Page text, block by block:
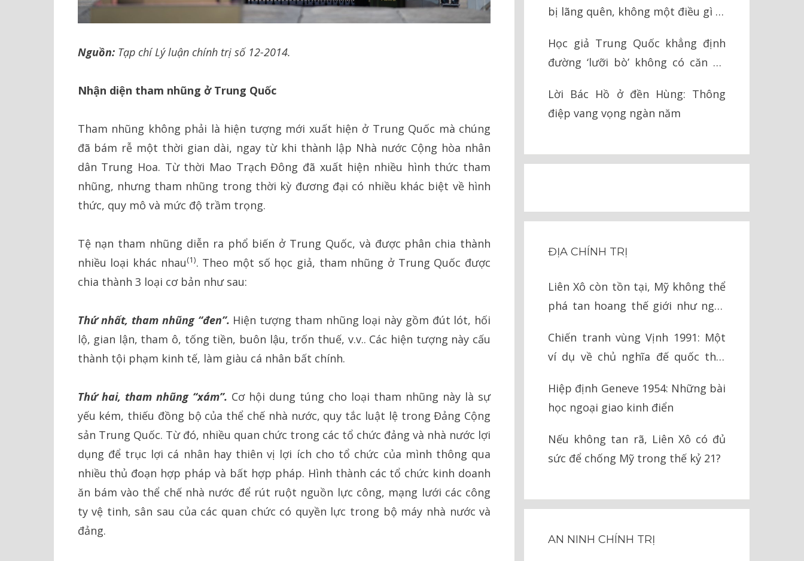
Nguồn:Tạp chí Lý luận chính trị số 12-2014.
Nhận diện tham nhũng ở Trung Quốc
Tham nhũng không phải là hiện tượng mới xuất hiện ở Trung Quốc mà chúng
đã bám rễ một thời gian dài, ngay từ khi thành lập Nhà nước Cộng hòa nhân
dân Trung Hoa. Từ thời Mao Trạch Đông đã xuất hiện nhiều hình thức tham
nhũng, nhưng tham nhũng trong thời kỳ đương đại có nhiều khác biệt về hình
thức, quy mô và mức độ trầm trọng.
Tệ nạn tham nhũng diễn ra phổ biến ở Trung Quốc, và được phân chia thành
nhiều loại khác nhau(1). Theo một số học giả, tham nhũng ở Trung Quốc được
chia thành 3 loại cơ bản như sau:
Thứ nhất, tham nhũng “đen”. Hiện tượng tham nhũng loại này gồm đút lót, hối
lộ, gian lận, tham ô, tống tiền, buôn lậu, trốn thuế, v.v.. Các hiện tượng này cấu
thành tội phạm kinh tế, làm giàu cá nhân bất chính.
Thứ hai, tham nhũng “xám”. Cơ hội dung túng cho loại tham nhũng này là sự
yếu kém, thiếu đồng bộ của thể chế nhà nước, quy tắc luật lệ trong Đảng Cộng
sản Trung Quốc. Từ đó, nhiều quan chức trong các tổ chức đảng và nhà nước lợi
dụng để trục lợi cá nhân hay thiên vị lợi ích cho tổ chức của mình thông qua
nhiều thủ đoạn hợp pháp và bất hợp pháp. Hình thành các tổ chức kinh doanh
ăn bám vào thể chế nhà nước để rút ruột nguồn lực công, mạng lưới các công
ty vệ tinh, sân sau của các quan chức có quyền lực trong bộ máy nhà nước và
đảng.
bị lãng quên, không một điều gì bị
Học giả Trung Quốc khẳng định
đường ‘lưỡi bò’ không có căn cứ
Lời Bác Hồ ở đền Hùng: Thông
điệp vang vọng ngàn năm
ĐỊA CHÍNH TRỊ
Liên Xô còn tồn tại, Mỹ không thể
phá tan hoang thế giới như ngày
Chiến tranh vùng Vịnh 1991: Một
ví dụ về chủ nghĩa đế quốc thời
Hiệp định Geneve 1954: Những bài
học ngoại giao kinh điển
Nếu không tan rã, Liên Xô có đủ
sức để chống Mỹ trong thế kỷ 21?
AN NINH CHÍNH TRỊ